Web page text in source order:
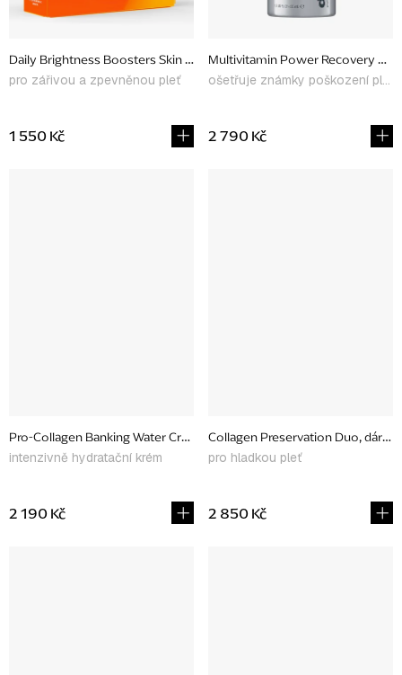
Daily Brightness Boosters Skin Kit, dárkové balení
pro zářivou a zpevněnou pleť
1 550 Kč
Multivitamin Power Recovery
ošetřuje známky poškození pleti
2 790 Kč
Pro-Collagen Banking Water Cream, 50 ml
intenzivně hydratační krém
2 190 Kč
Collagen Preservation Duo,
pro hladkou pleť
2 850 Kč